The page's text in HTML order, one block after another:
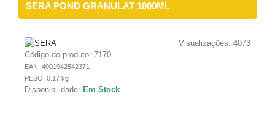
SERA POND GRANULAT 1000ML
Visualizações: 4073
Código do produto: 7170
EAN: 4001942542371
PESO: 0.17 kg
Disponibilidade: Em Stock